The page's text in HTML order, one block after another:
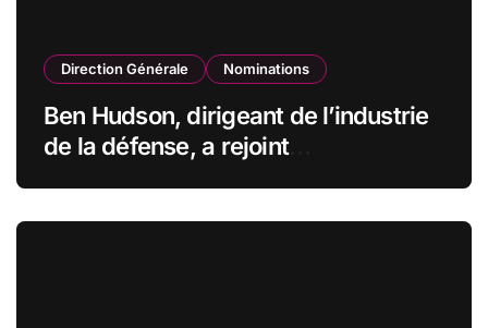
Direction Générale Nominations
Ben Hudson, dirigeant de l’industrie
de la défense, a rejoint